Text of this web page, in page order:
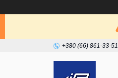
+380 (66) 861-33-51